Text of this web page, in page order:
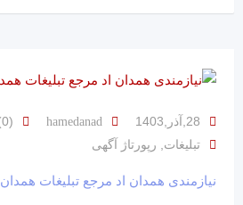
28,آذر,1403 hamedanad
(0)
تبلیغات رپورتاژ آگهی
نیازمندی همدان اد مرجع تبلیغات همدان